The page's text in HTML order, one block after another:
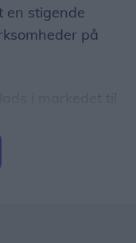
en stigende
på
ønsker vi at
og nye
flere direkte